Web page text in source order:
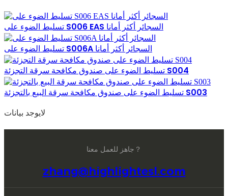
تسليط الضوء على S006 EAS السجائر أكثر أمانا
تسليط الضوء على S006A السجائر أكثر أمانا
تسليط الضوء على صندوق مكافحة سرقة التجزئة S004
تسليط الضوء على صندوق مكافحة سرقة البيع بالتجزئة S003
لايوجد بيانات
جاهز للعمل معنا？
zhang@highlightesl.com